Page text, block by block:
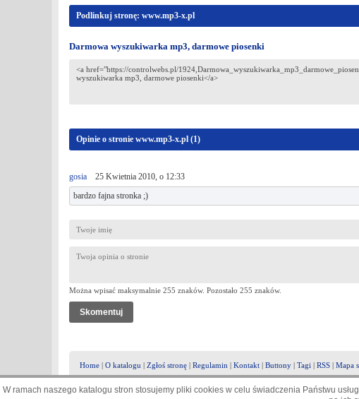
Podlinkuj stronę: www.mp3-x.pl
Darmowa wyszukiwarka mp3, darmowe piosenki
Opinie o stronie www.mp3-x.pl (1)
gosia 25 Kwietnia 2010, o 12:33
bardzo fajna stronka ;)
Można wpisać maksymalnie 255 znaków. Pozostało 255 znaków.
Home | O katalogu | Zgłoś stronę | Regulamin | Kontakt | Buttony | Tagi | RSS | Mapa
W ramach naszego katalogu stron stosujemy pliki cookies w celu świadczenia Państwu